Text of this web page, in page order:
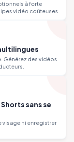
à forte
vidéo coûteuses.
Générez des vidéos
sans se
visage ni enregistrer